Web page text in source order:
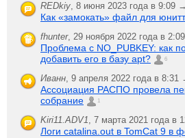
REDkiy, 8 июня 2023 года в 9:09 →
Как «замокать» файл для
fhunter, 29 ноября 2022 года в
Проблема с NO_PUBKEY: как
добавить его в базу apt?
6
Иванн, 9 апреля 2022 года в 8:31
Ассоциация РАСПО провела
собрание
1
Kiri11.ADV1, 7 марта 2021 года в
Логи catalina.out в TomCat 9 в